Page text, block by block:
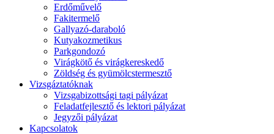
Erdőművelő
Fakitermelő
Gallyazó-daraboló
Kutyakozmetikus
Parkgondozó
Virágkötő és virágkereskedő
Zöldség és gyümölcstermesztő
Vizsgáztatóknak
Vizsgabizottsági tagi pályázat
Feladatfejlesztő és lektori pályázat
Jegyzői pályázat
Kapcsolatok